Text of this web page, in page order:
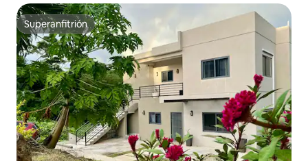
Superanfitrión
Superanfitrión